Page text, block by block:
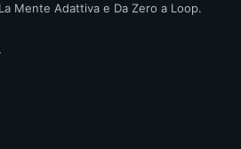
Mente Adattiva e Da Zero a Loop.